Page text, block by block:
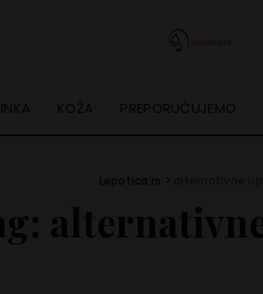
KOŽA PREPORUČUJEMO